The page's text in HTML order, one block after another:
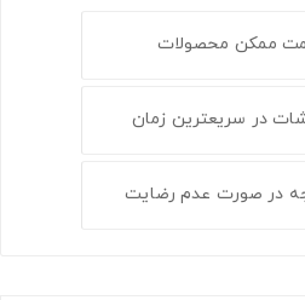
ممکن محصولات
در سریعترین زمان
در صورت عدم رضایت